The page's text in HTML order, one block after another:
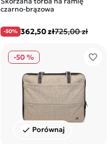
czarno-brązowa
-50% 362,50 zł725,00 zł
favorite_border
check Porównaj
-50 %